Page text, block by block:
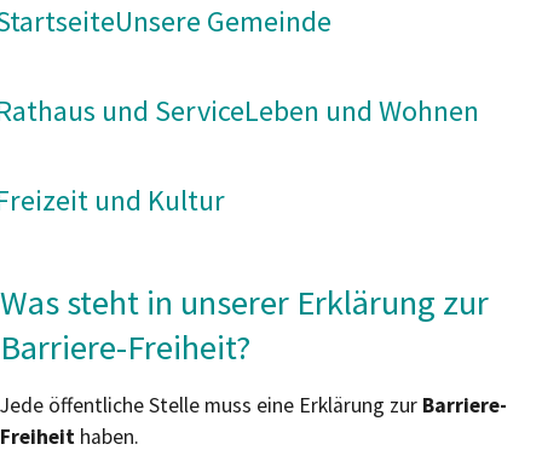
Unsere Gemeinde
und ServiceLeben und Wohnen
und Kultur
Was steht in unserer Erklärung zur
Barriere-Freiheit?
Jede öffentliche Stelle muss eine Erklärung zur Barriere-
Freiheit haben.